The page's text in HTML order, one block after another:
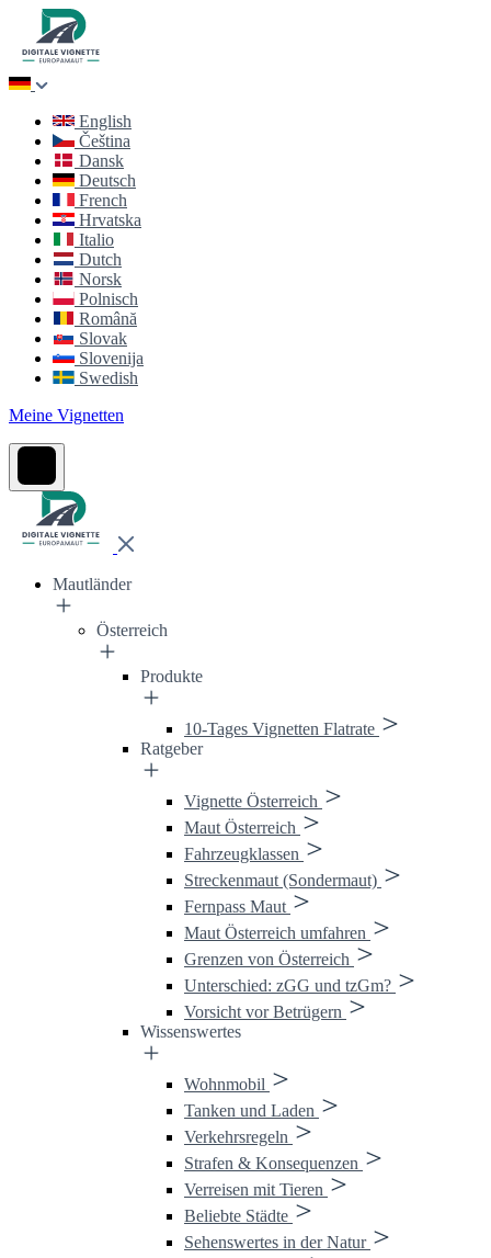
English
Čeština
Dansk
Deutsch
French
Hrvatska
Italio
Dutch
Norsk
Polnisch
Română
Slovak
Slovenija
Swedish
Meine Vignetten
Mautländer
Österreich
Produkte
10-Tages Vignetten Flatrate
Ratgeber
Vignette Österreich
Maut Österreich
Fahrzeugklassen
Streckenmaut (Sondermaut)
Fernpass Maut
Maut Österreich umfahren
Grenzen von Österreich
Unterschied: zGG und tzGm?
Vorsicht vor Betrügern
Wissenswertes
Wohnmobil
Tanken und Laden
Verkehrsregeln
Strafen & Konsequenzen
Verreisen mit Tieren
Beliebte Städte
Sehenswertes in der Natur